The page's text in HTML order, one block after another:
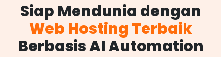
Siap Mendunia dengan
Web Hosting Terbaik
Berbasis AI Automation